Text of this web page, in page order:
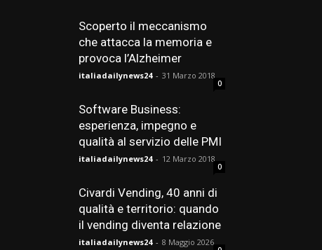
Scoperto il meccanismo
che attacca la memoria e
provoca l’Alzheimer
italiadailynews24 - 31 Marzo 2018
0
Software Business:
esperienza, impegno e
qualità al servizio delle PMI
italiadailynews24 - 12 Marzo 2018
0
Civardi Vending, 40 anni di
qualità e territorio: quando
il vending diventa relazione
italiadailynews24 - 8 Maggio 2026